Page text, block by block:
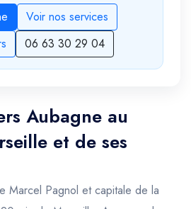
Voir nos services
06 63 30 29 04
Aubagne au
et de ses
Marcel Pagnol et capitale de la